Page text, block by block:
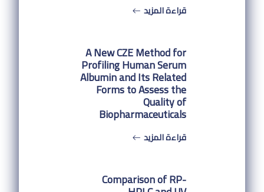
قراءة المزيد
A New CZE Method for
Profiling Human Serum
Albumin and Its Related
Forms to Assess the
Quality of
Biopharmaceuticals
قراءة المزيد
Comparison of RP-